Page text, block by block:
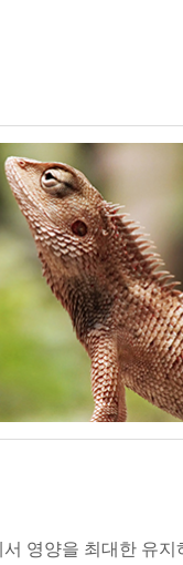
영양을 최대한 유